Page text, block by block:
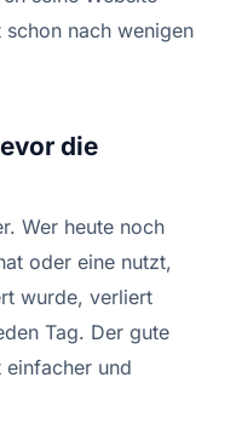
nach wenigen
die
Wer heute noch
oder eine nutzt,
wurde, verliert
Tag. Der gute
einfacher und